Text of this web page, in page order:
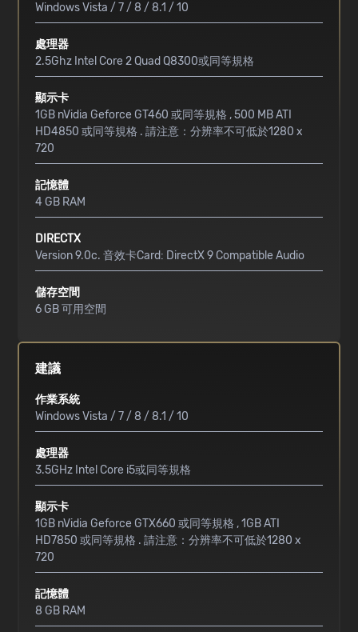
Windows Vista / 7 / 8 / 8.1 / 10
處理器
2.5Ghz Intel Core 2 Quad Q8300或同等規格
顯示卡
1GB nVidia Geforce GT460 或同等規格 , 500 MB ATI
HD4850 或同等規格 . 請注意：分辨率不可低於1280 x
720
記憶體
4 GB RAM
DIRECTX
Version 9.0c. 音效卡Card: DirectX 9 Compatible Audio
儲存空間
6 GB 可用空間
建議
作業系統
Windows Vista / 7 / 8 / 8.1 / 10
處理器
3.5GHz Intel Core i5或同等規格
顯示卡
1GB nVidia Geforce GTX660 或同等規格 , 1GB ATI
HD7850 或同等規格 . 請注意：分辨率不可低於1280 x
720
記憶體
8 GB RAM